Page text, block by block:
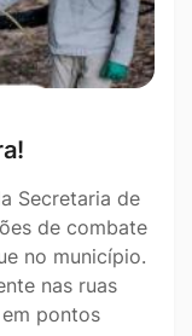
Secretaria de
de combate
no município.
nas ruas
pontos